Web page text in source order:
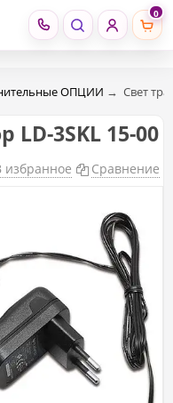
0
ОПЦИИ → Свет
3SKL 15-00
избранное Сравнение